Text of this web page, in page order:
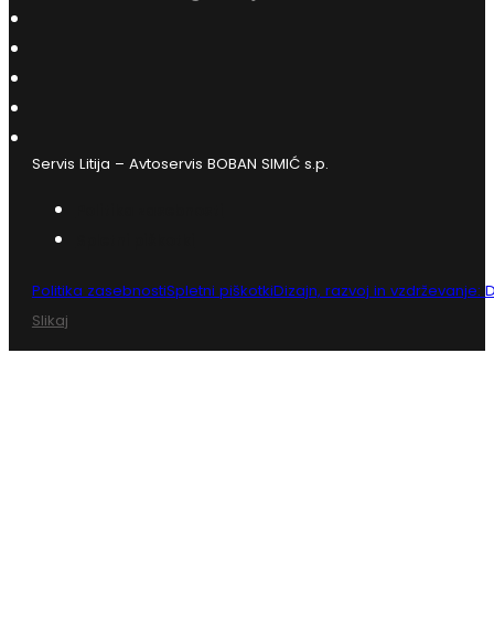
Servis Litija – Avtoservis BOBAN SIMIĆ s.p.
Politika zasebnostiSpletni piškotkiDizajn, razvoj in vzdrževanje:
Slikaj